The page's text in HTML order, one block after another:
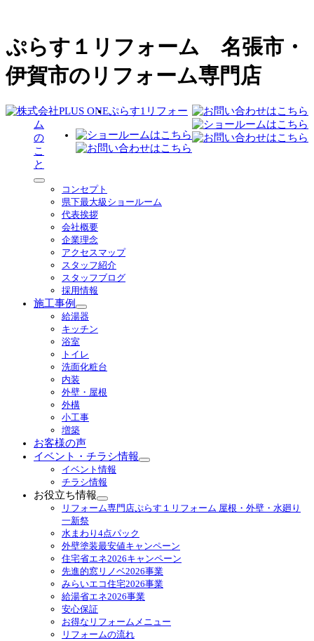
ぷらす１リフォーム 名張市・
伊賀市のリフォーム専門店
ぷらす1リフォー
ム
の
こ
と
サ
コンセプト
県下最大級ショールーム
代表挨拶
会社概要
企業理念
アクセスマップ
スタッフ紹介
スタッフブログ
採用情報
施工事例
サ
ブ
ニ
ュ
開
給湯器
キッチン
浴室
トイレ
洗面化粧台
内装
外壁・屋根
外構
小工事
増築
お客様の声
イベント・チラシ情報
サ
ニ
ュ
を
展
開
イベント情報
チラシ情報
お役立ち情報
サ
メ
ニ
ュ
ー
を
展
リフォーム専門店ぷらす１リフォーム 屋根・外壁・水廻り
一新祭
水まわり4点パック
外壁塗装最安値キャンペーン
住宅省エネ2026キャンペーン
先進的窓リノベ2026事業
みらいエコ住宅2026事業
給湯省エネ2026事業
安心保証
お得なリフォームメニュー
リフォームの流れ